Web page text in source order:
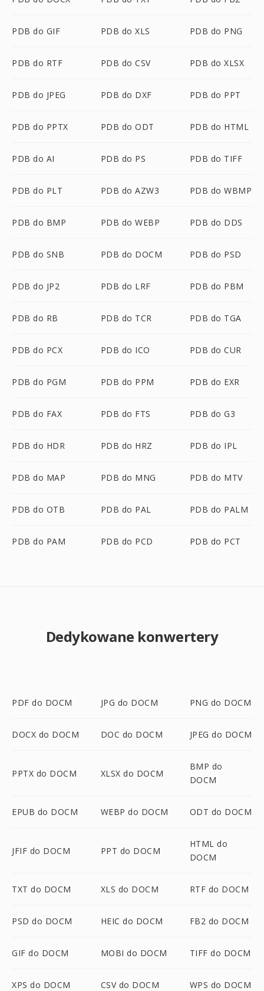
PDB do GIF PDB do XLS PDB do PNG
PDB do RTF PDB do CSV PDB do XLSX
PDB do JPEG PDB do DXF PDB do PPT
PDB do PPTX PDB do ODT PDB do HTML
PDB do AI PDB do PS PDB do TIFF
PDB do PLT PDB do AZW3 PDB do WBMP
PDB do BMP PDB do WEBP PDB do DDS
PDB do SNB PDB do DOCM PDB do PSD
PDB do JP2 PDB do LRF PDB do PBM
PDB do RB PDB do TCR PDB do TGA
PDB do PCX PDB do ICO PDB do CUR
PDB do PGM PDB do PPM PDB do EXR
PDB do FAX PDB do FTS PDB do G3
PDB do HDR PDB do HRZ PDB do IPL
PDB do MAP PDB do MNG PDB do MTV
PDB do OTB PDB do PAL PDB do PALM
PDB do PAM PDB do PCD PDB do PCT
Dedykowane konwertery
PDF do DOCM JPG do DOCM PNG do DOCM
DOCX do DOCM DOC do DOCM JPEG do DOCM
PPTX do DOCM XLSX do DOCM
BMP do
DOCM
EPUB do DOCM WEBP do DOCM ODT do DOCM
JFIF do DOCM PPT do DOCM
HTML do
DOCM
TXT do DOCM XLS do DOCM RTF do DOCM
PSD do DOCM HEIC do DOCM FB2 do DOCM
GIF do DOCM MOBI do DOCM TIFF do DOCM
XPS do DOCM CSV do DOCM WPS do DOCM